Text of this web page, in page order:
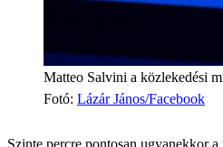
Matteo Salvini a közlekedési
Fotó: Lázár János/Facebook
Szinte percre pontosan ugyanekkor